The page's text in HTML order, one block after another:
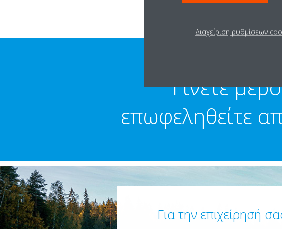
Γίνετε
επωφεληθείτε
Για την επιχείρησή
Διαχείριση ρυθμίσεων